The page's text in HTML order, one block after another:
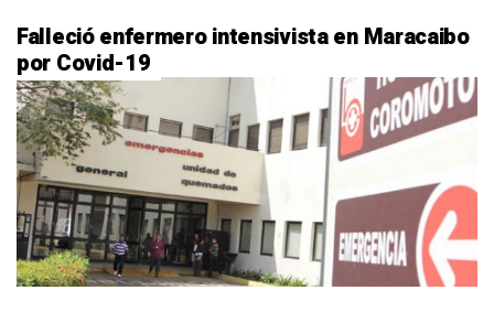
Falleció enfermero intensivista en Maracaibo
por Covid-19